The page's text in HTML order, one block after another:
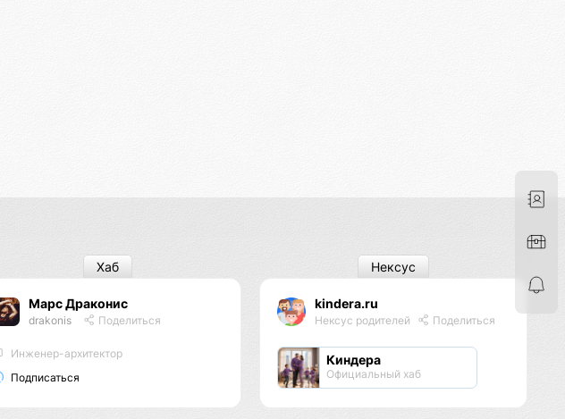
Марс Драконис
drakonis Поделиться
Инженер-архитектор
Подписаться
Хаб
kindera.ru
Нексус родителей Поделиться
Киндера
Официальный хаб
Нексус